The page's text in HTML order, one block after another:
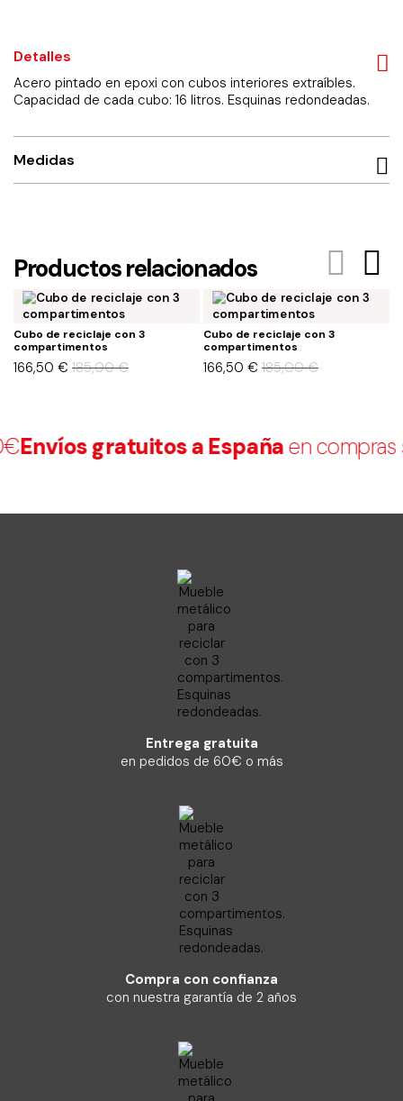
Detalles
Acero pintado en epoxi con cubos interiores extraíbles.
Capacidad de cada cubo: 16 litros. Esquinas redondeadas.
Medidas
Productos relacionados
Cubo de reciclaje con 3
compartimentos
185,00€
166,50 €
Cubo de reciclaje con 3
compartimentos
185,00€
166,50 €
Envíos gratuitos a Españaen compras
Entrega gratuita
en pedidos de 60€ o más
Compra con confianza
con nuestra garantía de 2 años